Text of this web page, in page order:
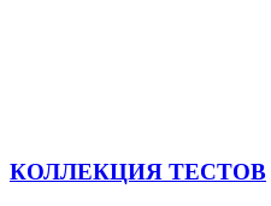
КОЛЛЕКЦИЯ ТЕСТОВ